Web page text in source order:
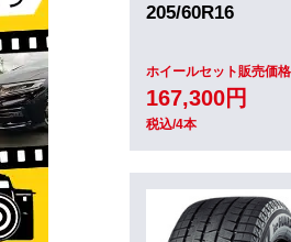
205/60R16
ホイールセット販売価格
167,300円
税込/4本